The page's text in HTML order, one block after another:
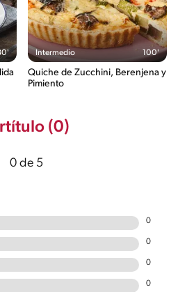
Intermedio 100'
Quiche de Zucchini, Berenjena y
Pimiento
(0)
0 de 5
0
0
0
0